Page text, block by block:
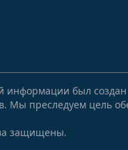
был
Мы преследуем цель
защищены.